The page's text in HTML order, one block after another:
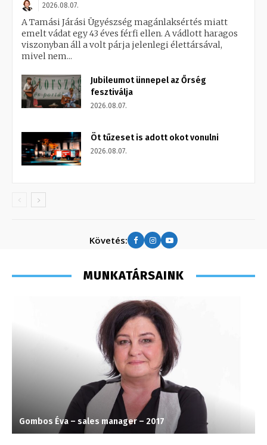
2026.08.07.
A Tamási Járási Ügyészség magánlaksértés miatt
emelt vádat egy 43 éves férfi ellen. A vádlott haragos
viszonyban áll a volt párja jelenlegi élettársával,
mivel nem...
Jubileumot ünnepel az Őrség
fesztiválja
2026.08.07.
Öt tűzeset is adott okot vonulni
2026.08.07.
Követés:
MUNKATÁRSAINK
Gombos Éva – sales manager – 2017